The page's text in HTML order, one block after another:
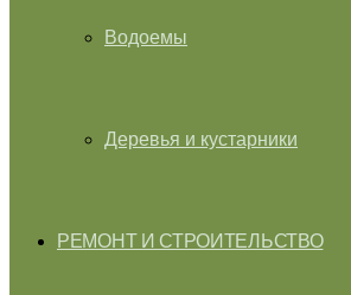
Водоемы
Деревья и кустарники
РЕМОНТ И СТРОИТЕЛЬСТВО